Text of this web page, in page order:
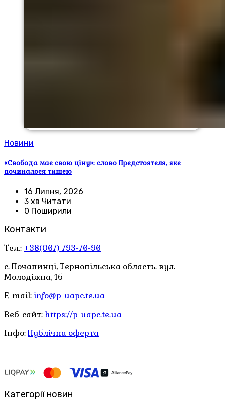
Новини
«Свобода має свою ціну»: слово Предстоятеля, яке
починалося тишею
16 Липня, 2026
3 хв Читати
0 Поширили
Контакти
Тел.: +38(067) 793-76-96
с. Почапинці, Тернопільська область. вул.
Молодіжна, 1б
E-mail: info@p-uapc.te.ua
Веб-сайт: https://p-uapc.te.ua
Інфо:Публічна оферта
Категорії новин